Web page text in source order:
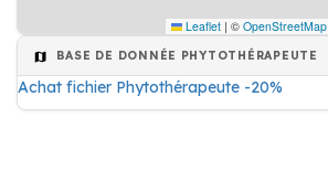
Leaflet | © OpenStreetMap
BASE DE DONNÉE PHYTOTHÉRAPEUTE
Achat fichier Phytothérapeute -20%